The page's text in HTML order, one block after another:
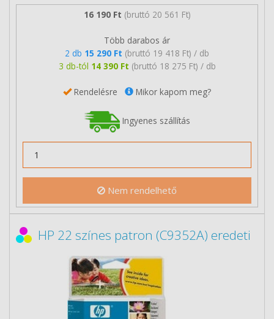
16 190 Ft (bruttó 20 561 Ft)
Több darabos ár
2 db 15 290 Ft (bruttó 19 418 Ft) / db
3 db-tól 14 390 Ft (bruttó 18 275 Ft) / db
Rendelésre Mikor kapom meg?
Ingyenes szállítás
Nem rendelhető
HP 22 színes patron (C9352A) eredeti